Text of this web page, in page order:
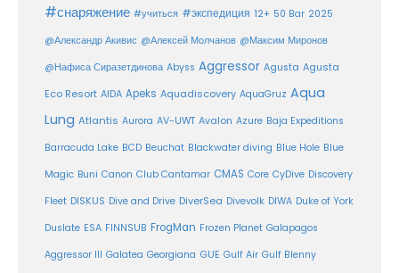
#снаряжение #учиться #экспедиция 12+ 50 Bar 2025
@Александр Акивис @Алексей Молчанов @Максим Миронов
@Нафиса Сиразетдинова Abyss Aggressor Agusta Agusta
Eco Resort AIDA Apeks Aquadiscovery AquaGruz Aqua
Lung Atlantis Aurora AV-UWT Avalon Azure Baja Expeditions
Barracuda Lake BCD Beuchat Blackwater diving Blue Hole Blue
Magic Buni Canon Club Cantamar CMAS Core CyDive Discovery
Fleet DISKUS Dive and Drive DiverSea Divevolk DIWA Duke of York
Duslate ESA FINNSUB FrogMan Frozen Planet Galapagos
Aggressor III Galatea Georgiana GUE Gulf Air Gulf Blenny